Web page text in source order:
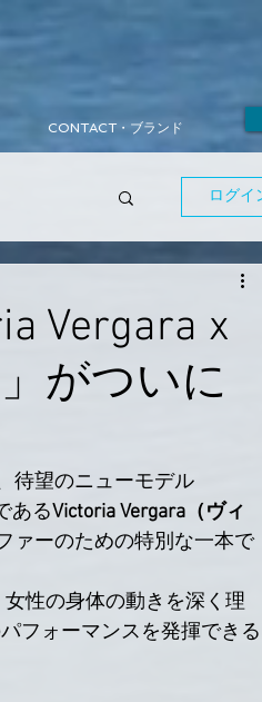
CONTACT・ブランド
ログイ
Vergara x
がついに
待望のニューモデル
あるVictoria Vergara（ヴィ
ァーのための特別な一本で
女性の身体の動きを深く理
フォーマンスを発揮できる